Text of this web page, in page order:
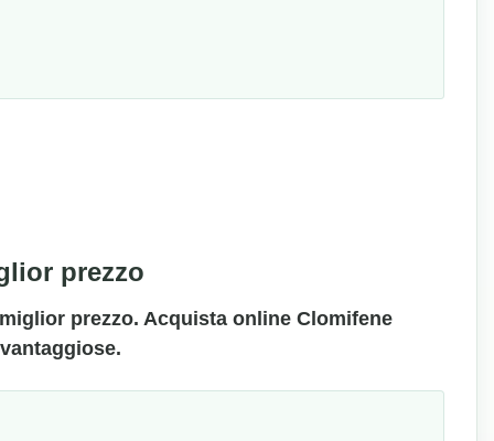
prezzo
prezzo. Acquista online Clomifene